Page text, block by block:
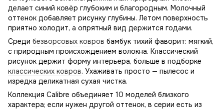
делает синий ковёр глубоким и благородным. Молочный
оттенок добавляет рисунку глубины. Летом поверхность
приятно холодит, а опрятный вид держится годами.
Среди безворсовых ковров бамбук тихий фаворит: мягкий,
с природным происхождением волокна. Классический
рисунок держит форму интерьера, больше в подборке
классических ковров. Ухаживать просто — пылесос и
изредка деликатная сухая чистка.
Коллекция Calibre объединяет 10 моделей близкого
характера; если нужен другой оттенок, в серии есть из